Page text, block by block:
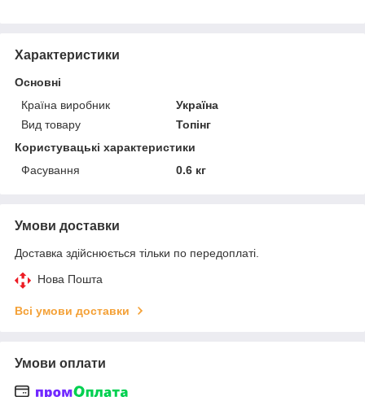
Характеристики
Основні
Країна виробник
Україна
Вид товару
Топінг
Користувацькі характеристики
Фасування
0.6 кг
Умови доставки
Доставка здійснюється тільки по передоплаті.
Нова Пошта
Всі умови доставки
Умови оплати